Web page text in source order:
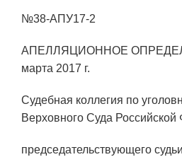
№38-АПУ17-2
АПЕЛЛЯЦИОННОЕ
марта 2017 г.
Судебная коллегия по
Верховного Суда
председательствующего